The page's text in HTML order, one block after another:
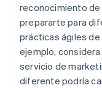
reconocimiento
prepararte para
prácticas ágiles
ejemplo,
servicio de
diferente podría